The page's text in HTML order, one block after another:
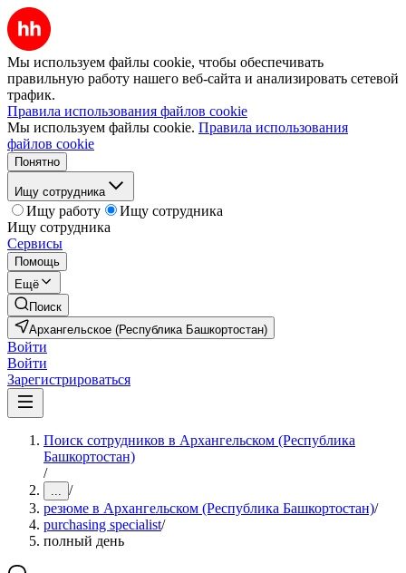
Мы используем файлы cookie, чтобы обеспечивать
правильную работу нашего веб-сайта и анализировать сетевой
трафик.
Правила использования файлов cookie
Мы используем файлы cookie. Правила использования
файлов cookie
Понятно
Ищу сотрудника
Ищу работу
Ищу сотрудника
Ищу сотрудника
Сервисы
Помощь
Ещё
Поиск
Архангельское (Республика Башкортостан)
Войти
Войти
Зарегистрироваться
Поиск сотрудников в Архангельском (Республика
Башкортостан)
/
... /
резюме в Архангельском (Республика Башкортостан)/
purchasing specialist/
полный день